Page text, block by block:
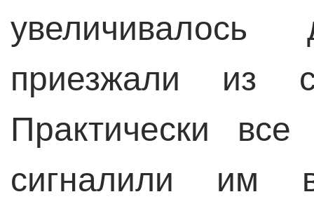
приезжали из
Практически
сигналили им